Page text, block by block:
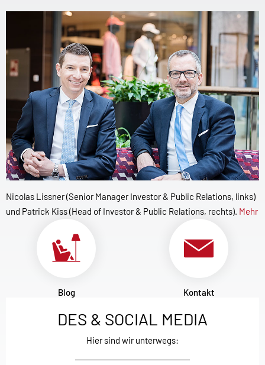
Nicolas Lissner (Senior Manager Investor & Public Relations, links)
und Patrick Kiss (Head of Investor & Public Relations, rechts). Mehr
Blog Kontakt
DES & SOCIAL MEDIA
Hier sind wir unterwegs: